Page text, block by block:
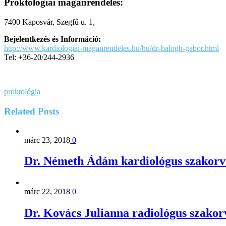
Proktológiai magánrendelés:
7400 Kaposvár, Szegfű u. 1,
Bejelentkezés és Információ:
http://www.kardiologiai-maganrendeles.hu/hu/dr-balogh-gabor.html
Tel: +36-20/244-2936
proktológia
Related Posts
márc 23, 2018 0
Dr. Németh Ádám kardiológus
márc 22, 2018 0
Dr. Kovács Julianna radiológus